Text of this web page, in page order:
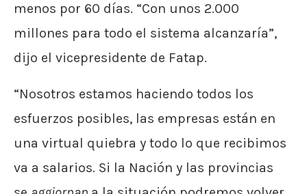
menos por 60 días. “Con unos 2.000
millones para todo el sistema alcanzaría”,
dijo el vicepresidente de Fatap.
“Nosotros estamos haciendo todos los
esfuerzos posibles, las empresas están en
una virtual quiebra y todo lo que recibimos
va a salarios. Si la Nación y las provincias